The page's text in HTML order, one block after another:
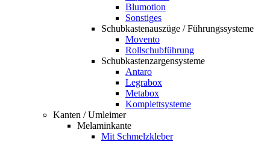
Blumotion
Sonstiges
Schubkastenauszüge / Führungssysteme
Movento
Rollschubführung
Schubkastenzargensysteme
Antaro
Legrabox
Metabox
Komplettsysteme
Kanten / Umleimer
Melaminkante
Mit Schmelzkleber